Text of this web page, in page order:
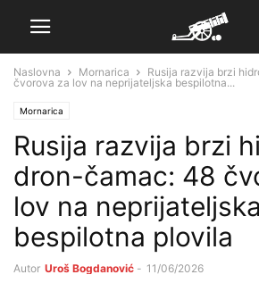
Naslovna Mornarica
Rusija razvija brzi
čvorova za lov na neprijateljska bespilotna...
Mornarica
Rusija razvija brzi
dron-čamac: 48
lov na neprijateljska
bespilotna plovila
Autor Uroš Bogdanović - 11/06/2026